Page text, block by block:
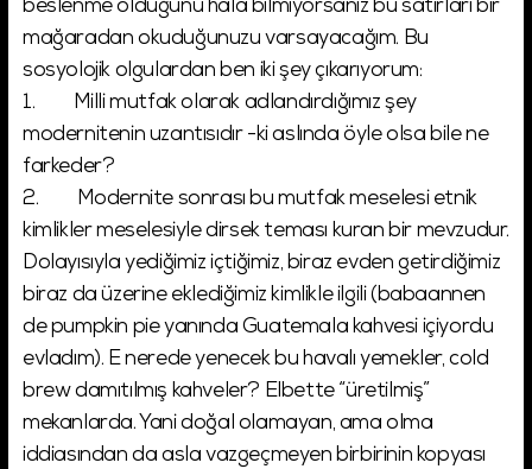
beslenme olduğunu hala bilmiyorsanız bu satırları bir
mağaradan okuduğunuzu varsayacağım. Bu
sosyolojik olgulardan ben iki şey çıkarıyorum:
1. Milli mutfak olarak adlandırdığımız şey
modernitenin uzantısıdır -ki aslında öyle olsa bile ne
farkeder?
2. Modernite sonrası bu mutfak meselesi etnik
kimlikler meselesiyle dirsek teması kuran bir mevzudur.
Dolayısıyla yediğimiz içtiğimiz, biraz evden getirdiğimiz
biraz da üzerine eklediğimiz kimlikle ilgili (babaannen
de pumpkin pie yanında Guatemala kahvesi içiyordu
evladım). E nerede yenecek bu havalı yemekler, cold
brew damıtılmış kahveler? Elbette “üretilmiş”
mekanlarda. Yani doğal olamayan, ama olma
iddiasından da asla vazgeçmeyen birbirinin kopyası